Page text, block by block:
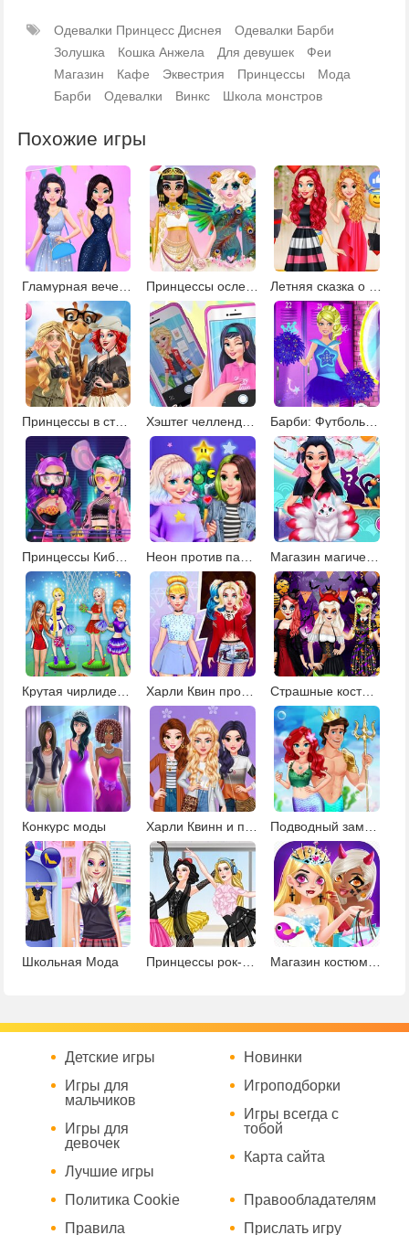
Одевалки Принцесс Диснея
Одевалки Барби
Золушка
Кошка Анжела Для девушек
Феи
Магазин
Кафе Эквестрия Принцессы
Мода
Барби
Одевалки Винкс Школа монстров
Похожие игры
Гламурная вечеринка Принцессы ослепительные богини
Принцессы в стиле сафари Барби: Футбольные болельщицы
Принцессы КиберПанк 220 Магазин магических существ
Крутая чирлидерша Харли Квин против Золушки: модная битва Страшные костюмы Рапунцель и Ариэль
Конкурс моды Харли Квинн и принцессы в салоне красоты Подводный замок русалочки
Школьная Мода Принцессы рок-балерины Магазин костюмов для Хэллоуина
Детские игры
Игры для
мальчиков
Игры для
девочек
Лучшие игры
Новинки
Игроподборки
Игры всегда с
тобой
Карта сайта
Политика Cookie
Правила
Правообладателям
Прислать игру